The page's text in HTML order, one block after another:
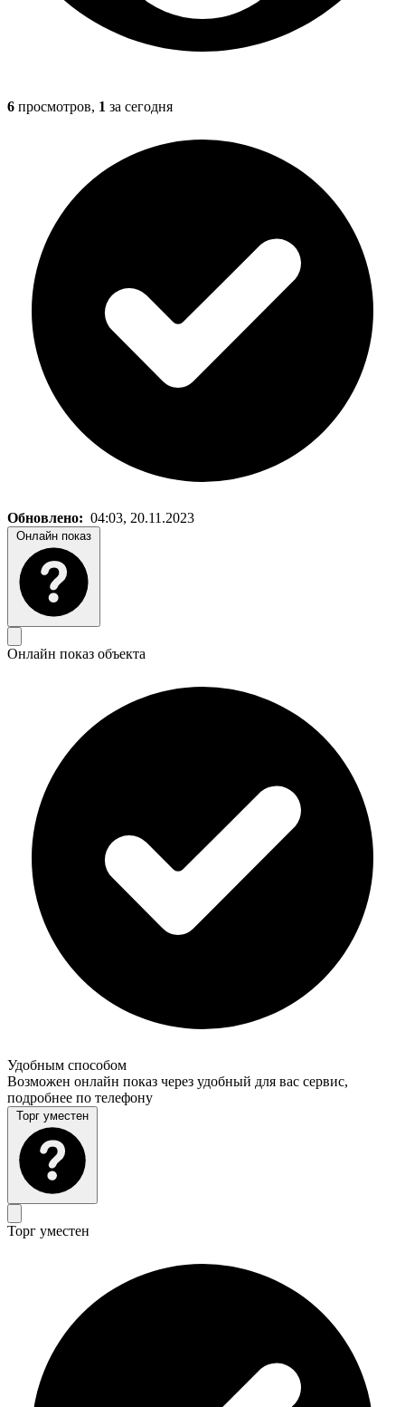
6 просмотров, 1 за сегодня
Обновлено: 04:03, 20.11.2023
Онлайн показ
Онлайн показ объекта
Удобным способом
Возможен онлайн показ через удобный для вас сервис,
подробнее по телефону
Торг уместен
Торг уместен